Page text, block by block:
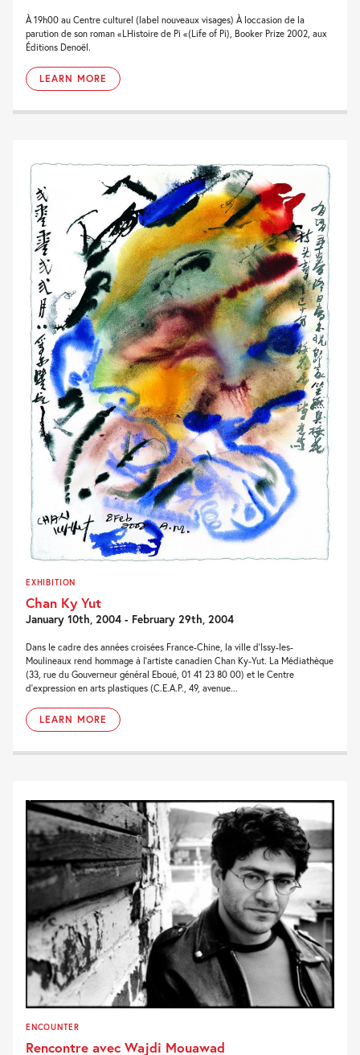
À 19h00 au Centre culturel (label nouveaux visages) À loccasion de la
parution de son roman «LHistoire de Pi «(Life of Pi), Booker Prize 2002, aux
Éditions Denoël.
LEARN MORE
EXHIBITION
Chan Ky Yut
January 10th, 2004 - February 29th, 2004
Dans le cadre des années croisées France-Chine, la ville d'Issy-les-
Moulineaux rend hommage à l'artiste canadien Chan Ky-Yut. La Médiathèque
(33, rue du Gouverneur général Eboué, 01 41 23 80 00) et le Centre
d'expression en arts plastiques (C.E.A.P., 49, avenue...
LEARN MORE
ENCOUNTER
Rencontre avec Wajdi Mouawad